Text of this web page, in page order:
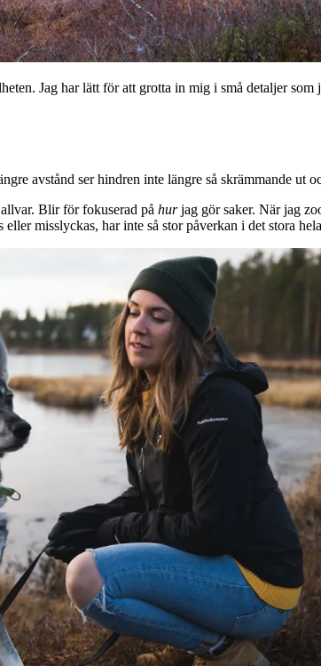
Jag har lätt för att grotta in mig i små detaljer
avstånd ser hindren inte längre så skrämmande ut
Blir för fokuserad på hurjag gör saker. När jag
misslyckas, har inte så stor påverkan i det stora